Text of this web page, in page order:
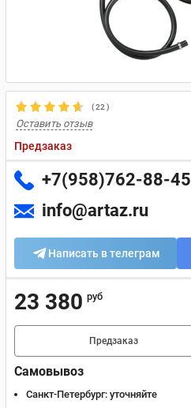
(22 )
Оставить отзыв
Предзаказ
+7(958)762-88-45
info@artaz.ru
Написать в телеграм
23 380 руб
Предзаказ
Самовывоз
Санкт-Петербург: уточняйте